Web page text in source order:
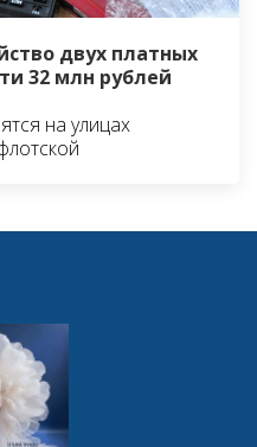
двух платных
32 млн рублей
на улицах